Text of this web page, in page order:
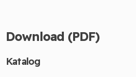
Download (PDF)
Katalog